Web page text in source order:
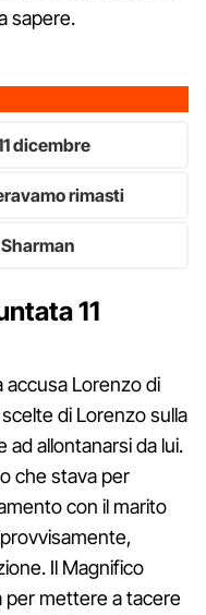
sapere.
dicembre
rimasti
11
accusa Lorenzo di
di Lorenzo sulla
ad allontanarsi da lui.
che stava per
con il marito
Il Magnifico
per mettere a tacere